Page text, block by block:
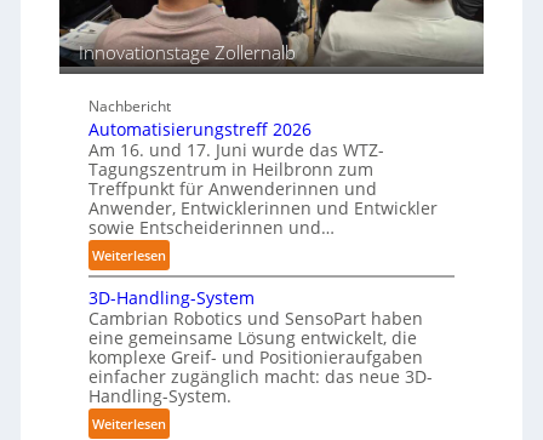
e
n
n
p
e
C
o
b
o
t
e
s
t
ä
n
d
i
g
e
P
o
y
m
e
r
l
a
Innovationstage Zollernalb
Nachbericht
Automatisierungstreff 2026
Am 16. und 17. Juni wurde das WTZ-
Tagungszentrum in Heilbronn zum
Treffpunkt für Anwenderinnen und
Anwender, Entwicklerinnen und Entwickler
sowie Entscheiderinnen und…
Weiterlesen:
A
u
t
o
m
a
t
3D-Handling-System
Cambrian Robotics und SensoPart haben
eine gemeinsame Lösung entwickelt, die
komplexe Greif- und Positionieraufgaben
einfacher zugänglich macht: das neue 3D-
Handling-System.
Weiterlesen: